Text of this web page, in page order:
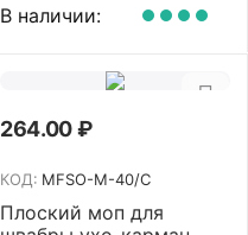
В наличии:
264.00₽
КОД: MFSO-M-40/C
Плоский моп для